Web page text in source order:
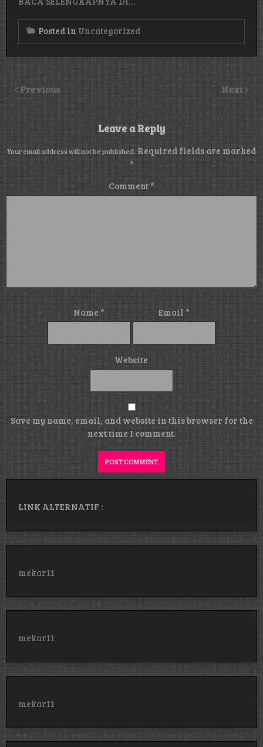
Posted in Uncategorized
Previous Next
Leave a Reply
Your email address will not be published. Required fields are marked
*
Comment *
Name* Email *
Website
Save my name, email, and website in this browser for the
next time I comment.
LINK ALTERNATIF :
mekar11
mekar11
mekar11